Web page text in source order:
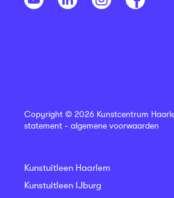
Copyright © 2026 Kunstcentrum
statement - algemene voorwaarden
Kunstuitleen Haarlem
Kunstuitleen IJburg